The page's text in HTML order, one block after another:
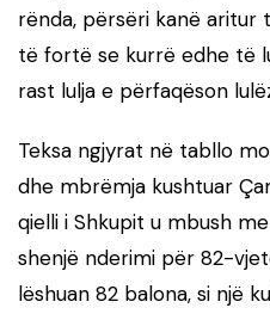
rënda, përsëri kanë
të fortë se kurrë edhe të
rast lulja e përfaqëson
Teksa ngjyrat në tabllo
dhe mbrëmja kushtuar
qielli i Shkupit u mbush
shenjë nderimi për 82-
lëshuan 82 balona, si një